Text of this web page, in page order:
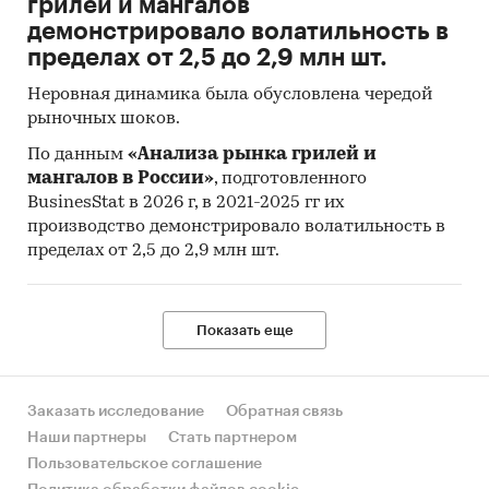
представитель, зарегистрированная в
различных организациях торговли и сферы
услуг.
Индекс потребительских цен на товары и
услуги (ИПЦ) измеряет отношение стоимости
фиксированного перечня товаров и услуг в
ценах текущего периода к его стоимости в
ценах предыдущего (базисного) периода и
характеризует изменение во времени общего
уровня цен на товары и услуги, приобретаемые
населением для непроизводственного
Исходной информацией для расчета ИПЦ
являются данные регистрации цен на
конкретные товары и услуги. На их основе
определяются средние сопоставимые цены
отчетного и предыдущего периодов.
Сопоставимой считается цена,
грилей и мангалов
демонстрировало волатильность в
пределах от 2,5 до 2,9 млн шт.
Неровная динамика была обусловлена чередой
рыночных шоков.
По данным «Анализа рынка грилей и
мангалов в России», подготовленного
BusinesStat в 2026 г, в 2021-2025 гг их
производство демонстрировало волатильность в
пределах от 2,5 до 2,9 млн шт.
Показать еще
Заказать исследование
Обратная связь
Наши партнеры
Стать партнером
Пользовательское соглашение